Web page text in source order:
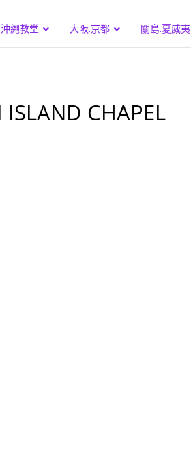
沖繩教堂 大阪.京都 關島.夏威夷
CHAPEL